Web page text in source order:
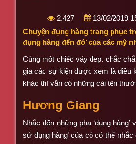
2,427
13/02/2019
Chuyện đụng hàng trang phục
đụng hàng đến đó’ của các mỹ
Cùng một chiếc váy đẹp, chắc
gia các sự kiện được xem là điều
khác thì vẫn có những cái tên
Hương Giang
Nhắc đến những pha ‘đụng
sử đụng hàng’ của cô có thể